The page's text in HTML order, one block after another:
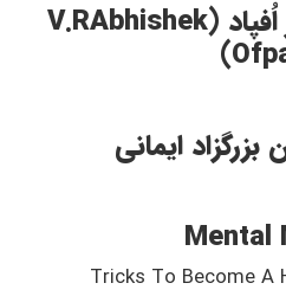
(
Abhishek
V.R
)
بزرگزاد ایمانی
Mental
Tricks To Become A